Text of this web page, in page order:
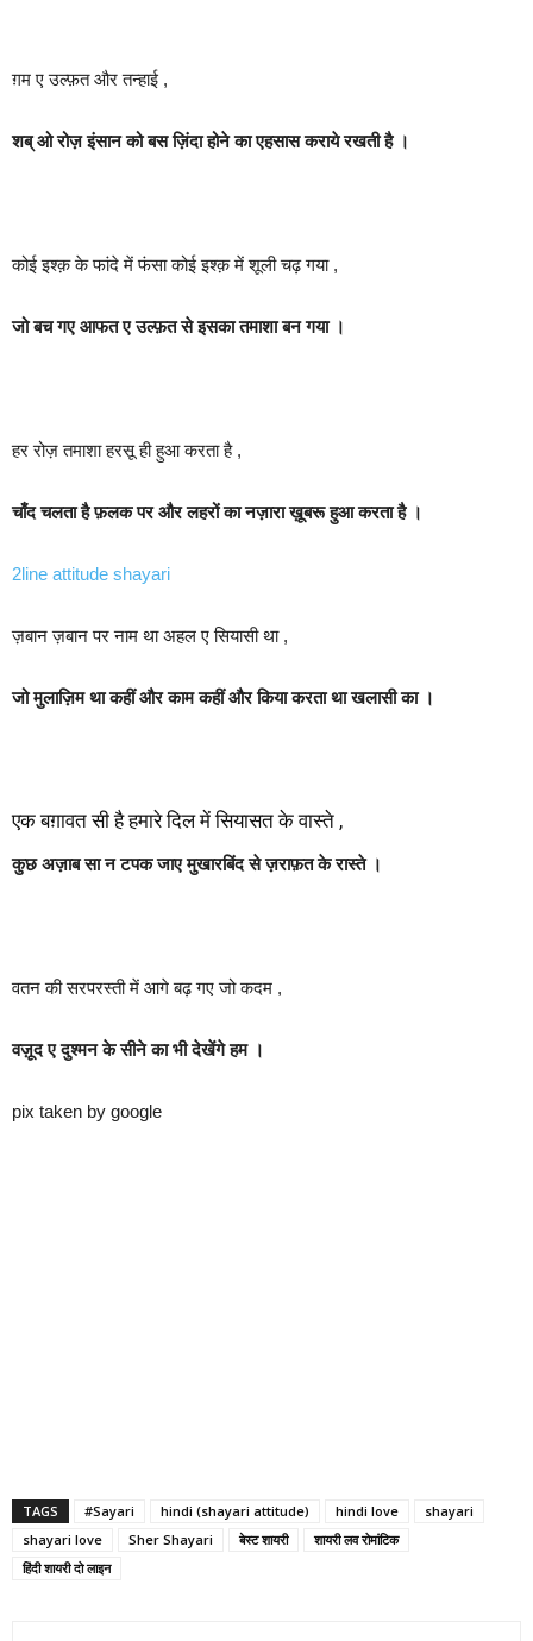
ग़म ए उल्फ़त और तन्हाई ,
शब् ओ रोज़ इंसान को बस ज़िंदा होने का एहसास कराये रखती है ।
कोई इश्क़ के फांदे में फंसा कोई इश्क़ में शूली चढ़ गया ,
जो बच गए आफत ए उल्फ़त से इसका तमाशा बन गया ।
हर रोज़ तमाशा हरसू ही हुआ करता है ,
चाँद चलता है फ़लक पर और लहरों का नज़ारा ख़ूबरू हुआ करता है ।
2line attitude shayari
ज़बान ज़बान पर नाम था अहल ए सियासी था ,
जो मुलाज़िम था कहीं और काम कहीं और किया करता था खलासी का ।
एक बग़ावत सी है हमारे दिल में सियासत के वास्ते ,
कुछ अज़ाब सा न टपक जाए मुखारबिंद से ज़राफ़त के रास्ते ।
वतन की सरपरस्ती में आगे बढ़ गए जो कदम ,
वज़ूद ए दुश्मन के सीने का भी देखेंगे हम ।
pix taken by google
TAGS #Sayari hindi (shayari attitude) hindi love
shayari
shayari love
Sher Shayari बेस्ट शायरी
शायरी लव रोमांटिक
हिंदी शायरी दो लाइन